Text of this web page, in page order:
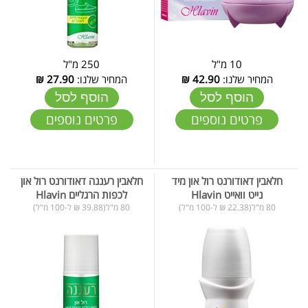
10 מ"ל
המחיר שלנו:42.90
₪
הוסף לסל
פרטים נוספים
250 מ"ל
המחיר שלנו: 27.90
₪
הוסף לסל
פרטים נוספים
חלאבין דאודורנט רול און מיד
נייט וואייט Hlavin
80 מ"ל(22.38 ₪ ל-100 מ"ל)
חלאבין רעננה דאודורנט רול און
לכפות הרגליים Hlavin
80 מ"ל(39.88 ₪ ל-100 מ"ל)